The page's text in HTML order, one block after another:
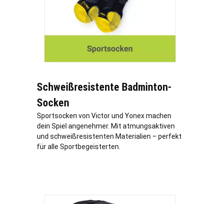
Schweißresistente Badminton-
Socken
Sportsocken von Victor und Yonex machen
dein Spiel angenehmer. Mit atmungsaktiven
und schweißresistenten Materialien – perfekt
für alle Sportbegeisterten.